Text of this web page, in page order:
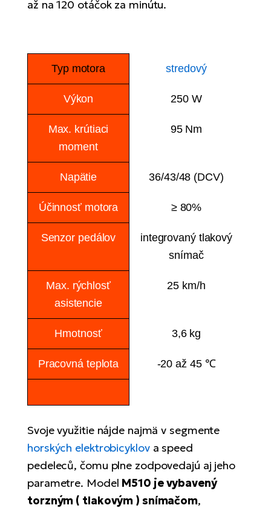
až na 120 otáčok za minútu.
Typ motora stredový
Výkon 250 W
Max. krútiaci
moment
95 Nm
Napätie 36/43/48 (DCV)
Účinnosť motora ≥ 80%
Senzor pedálov
integrovaný tlakový
snímač
Max. rýchlosť
asistencie
25 km/h
Hmotnosť 3,6 kg
Pracovná teplota -20 až 45 ℃
Svoje využitie nájde najmä v segmente
horských elektrobicyklova speed
pedeleců, čomu plne zodpovedajú aj jeho
parametre. Model M510 je vybavený
torzným ( tlakovým ) snímačom,